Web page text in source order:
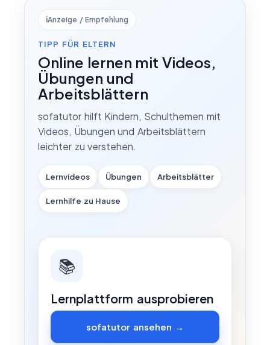
ℹ️Anzeige / Empfehlung
TIPP FÜR ELTERN
Online lernen mit Videos,
Übungen und
Arbeitsblättern
sofatutor hilft Kindern, Schulthemen mit
Videos, Übungen und Arbeitsblättern
leichter zu verstehen.
Lernvideos Übungen Arbeitsblätter
Lernhilfe zu Hause
📚
Lernplattform ausprobieren
sofatutor ansehen →